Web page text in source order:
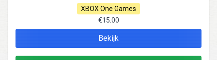
XBOX One Games
€15.00
Bekijk